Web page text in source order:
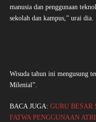
manusia dan penggunaan
sekolah dan kampus,” urai dia.
Wisuda tahun ini mengusung
Milenial”.
BACA JUGA: GURU BESAR
FATWA PENGGUNAAN